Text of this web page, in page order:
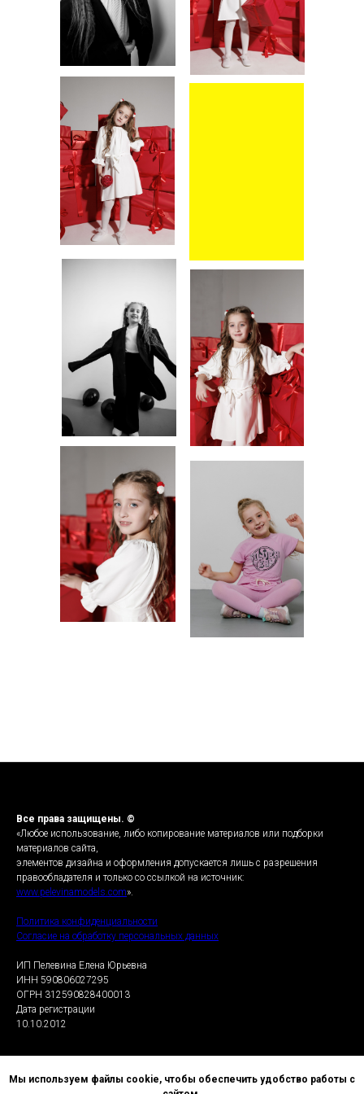
RUNWAY
Все права защищены. ©
«Любое использование, либо копирование материалов или подборки
материалов сайта,
элементов дизайна и оформления допускается лишь с разрешения
правообладателя и только со ссылкой на источник:
www.pelevinamodels.com».
Политика конфиденциальности
Согласие на обработку персональных данных
ИП Пелевина Елена Юрьевна
ИНН 590806027295
ОГРН 312590828400013
Дата регистрации
10.10.2012
Мы используем файлы cookie, чтобы обеспечить удобство работы с